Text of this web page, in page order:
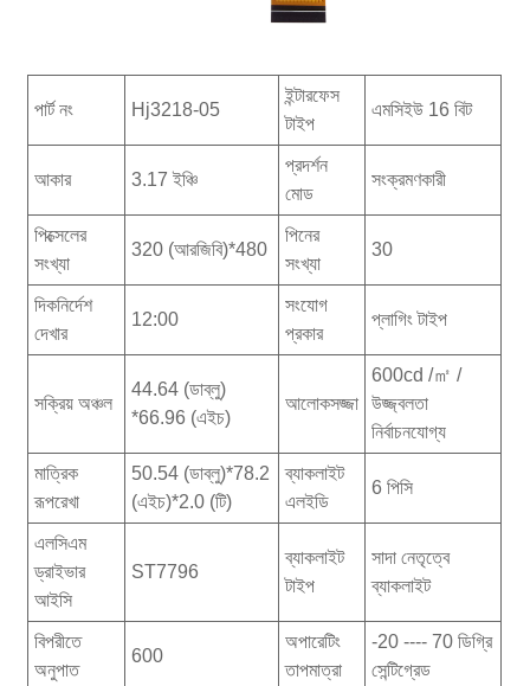
পার্ট নং Hj3218-05
ইন্টারফেস
টাইপ
এমসিইউ 16 বিট
আকার 3.17 ইঞ্চি
প্রদর্শন
মোড
সংক্রমণকারী
পিক্সেলের
সংখ্যা
320 (আরজিবি)*480
পিনের
সংখ্যা
30
দিকনির্দেশ
দেখার
12:00
সংযোগ
প্রকার
প্লাগিং টাইপ
সক্রিয় অঞ্চল
44.64 (ডাব্লু)
*66.96 (এইচ)
আলোকসজ্জা
600cd /㎡ /
উজ্জ্বলতা
নির্বাচনযোগ্য
মাত্রিক
রূপরেখা
50.54 (ডাব্লু)*78.2
(এইচ)*2.0 (টি)
ব্যাকলাইট
এলইডি
6 পিসি
এলসিএম
ড্রাইভার
আইসি
ST7796
ব্যাকলাইট
টাইপ
সাদা নেতৃত্বে
ব্যাকলাইট
বিপরীতে
অনুপাত
600
অপারেটিং
তাপমাত্রা
-20 ---- 70 ডিগ্রি
সেন্টিগ্রেড